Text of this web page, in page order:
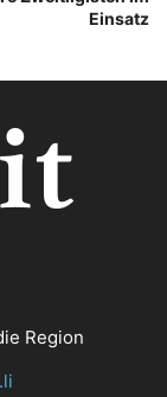
Einsatz
Region